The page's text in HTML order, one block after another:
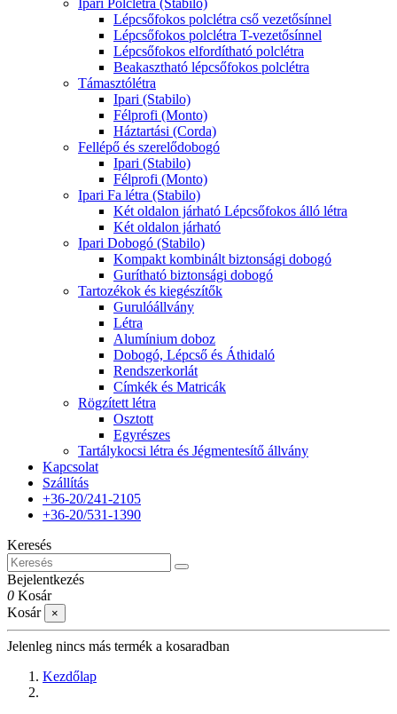
Ipari Polclétra (Stabilo)
Lépcsőfokos polclétra cső vezetősínnel
Lépcsőfokos polclétra T-vezetősínnel
Lépcsőfokos elfordítható polclétra
Beakasztható lépcsőfokos polclétra
Támasztólétra
Ipari (Stabilo)
Félprofi (Monto)
Háztartási (Corda)
Fellépő és szerelődobogó
Ipari (Stabilo)
Félprofi (Monto)
Ipari Fa létra (Stabilo)
Két oldalon járható Lépcsőfokos álló létra
Két oldalon járható
Ipari Dobogó (Stabilo)
Kompakt kombinált biztonsági dobogó
Gurítható biztonsági dobogó
Tartozékok és kiegészítők
Gurulóállvány
Létra
Alumínium doboz
Dobogó, Lépcső és Áthidaló
Rendszerkorlát
Címkék és Matricák
Rögzített létra
Osztott
Egyrészes
Tartálykocsi létra és Jégmentesítő állvány
Kapcsolat
Szállítás
+36-20/241-2105
+36-20/531-1390
Keresés
Bejelentkezés
0 Kosár
Kosár
×
Jelenleg nincs más termék a kosaradban
Kezdőlap